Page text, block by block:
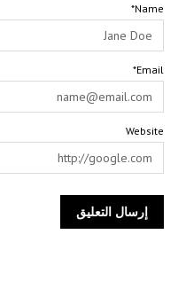
Name*
Email*
Website